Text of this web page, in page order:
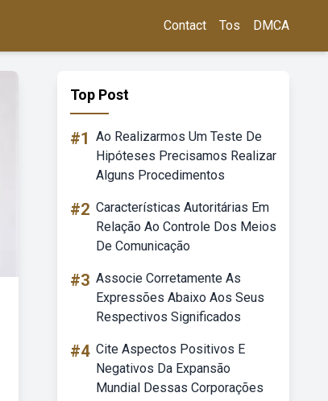
Contact Tos DMCA
Top Post
#1 Ao Realizarmos Um Teste De
Hipóteses Precisamos Realizar
Alguns Procedimentos
#2 Características Autoritárias Em
Relação Ao Controle Dos Meios
De Comunicação
#3 Associe Corretamente As
Expressões Abaixo Aos Seus
Respectivos Significados
#4 Cite Aspectos Positivos E
Negativos Da Expansão
Mundial Dessas Corporações